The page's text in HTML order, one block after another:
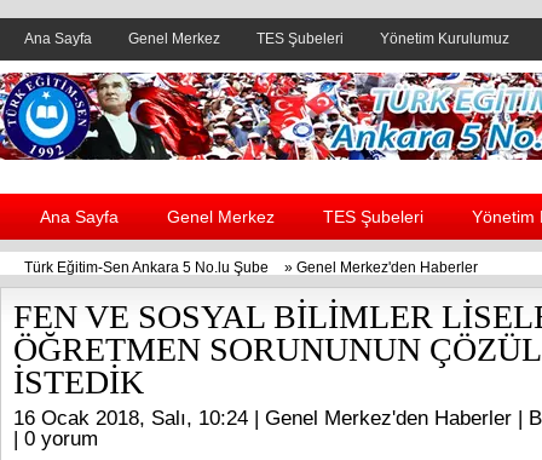
Ana Sayfa Genel Merkez TES Şubeleri Yönetim Kurulumuz
Header yanı reklam alanı
Ana Sayfa Genel Merkez TES Şubeleri Yönetim
Türk Eğitim-Sen Ankara 5 No.lu Şube » Genel Merkez'den Haberler
FEN VE SOSYAL BİLİMLER
ÖĞRETMEN SORUNUNUN
İSTEDİK
16 Ocak 2018, Salı, 10:24 | Genel Merkez'den Haberler |
| 0 yorum